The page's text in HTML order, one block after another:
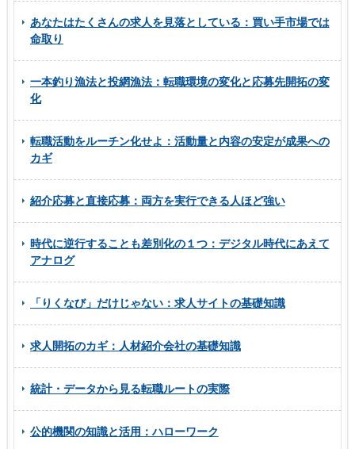
あなたはたくさんの求人を見落としている：買い手市場では
命取り
一本釣り漁法と投網漁法：転職環境の変化と応募先開拓の変
化
転職活動をルーチン化せよ：活動量と内容の安定が成果への
カギ
紹介応募と直接応募：両方を実行できる人ほど強い
時代に逆行することも差別化の１つ：デジタル時代にあえて
アナログ
「りくなび」だけじゃない：求人サイトの基礎知識
求人開拓のカギ：人材紹介会社の基礎知識
統計・データから見る転職ルートの実際
公的機関の知識と活用：ハローワーク